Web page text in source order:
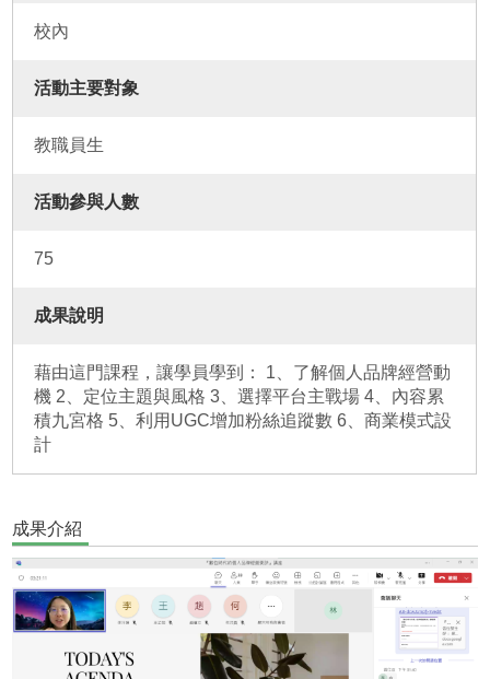
校內
活動主要對象
教職員生
活動參與人數
75
成果說明
藉由這門課程，讓學員學到： 1、了解個人品牌經營動
機 2、定位主題與風格 3、選擇平台主戰場 4、內容累
積九宮格 5、利用UGC增加粉絲追蹤數 6、商業模式設
計
成果介紹